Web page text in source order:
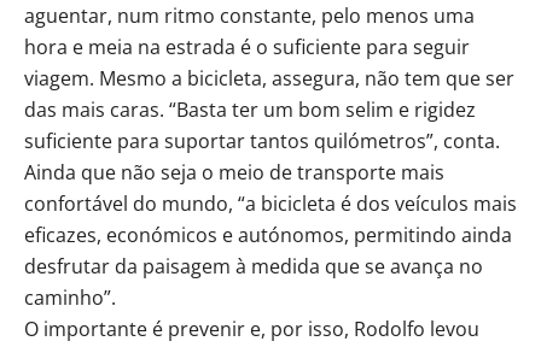
aguentar, num ritmo constante, pelo menos uma
hora e meia na estrada é o suficiente para seguir
viagem. Mesmo a bicicleta, assegura, não tem que ser
das mais caras. “Basta ter um bom selim e rigidez
suficiente para suportar tantos quilómetros”, conta.
Ainda que não seja o meio de transporte mais
confortável do mundo, “a bicicleta é dos veículos mais
eficazes, económicos e autónomos, permitindo ainda
desfrutar da paisagem à medida que se avança no
caminho”.
O importante é prevenir e, por isso, Rodolfo levou